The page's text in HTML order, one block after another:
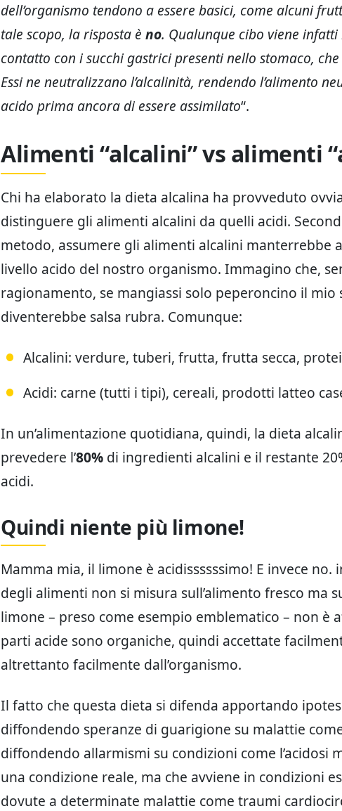
dell’organismo tendono a essere basici, come alcuni
tale scopo, la risposta è no. Qualunque cibo viene
contatto con i succhi gastrici presenti nello stomaco,
Essi ne neutralizzano l’alcalinità, rendendo l’alimento
acido prima ancora di essere assimilato“.
Alimenti “alcalini” vs alimenti
Chi ha elaborato la dieta alcalina ha provveduto
distinguere gli alimenti alcalini da quelli acidi.
metodo, assumere gli alimenti alcalini manterrebbe
livello acido del nostro organismo. Immagino che,
ragionamento, se mangiassi solo peperoncino il mio
diventerebbe salsa rubra. Comunque:
Alcalini: verdure, tuberi, frutta, frutta secca,
Acidi: carne (tutti i tipi), cereali, prodotti latteo
In un’alimentazione quotidiana, quindi, la dieta
prevedere l’80% di ingredienti alcalini e il restante
acidi.
Quindi niente più limone!
Mamma mia, il limone è acidissssssimo! E invece no.
degli alimenti non si misura sull’alimento fresco ma
limone – preso come esempio emblematico – non è
parti acide sono organiche, quindi accettate
altrettanto facilmente dall’organismo.
Il fatto che questa dieta si difenda apportando
diffondendo speranze di guarigione su malattie
diffondendo allarmismi su condizioni come l’acidosi
una condizione reale, ma che avviene in condizioni
dovute a determinate malattie come traumi